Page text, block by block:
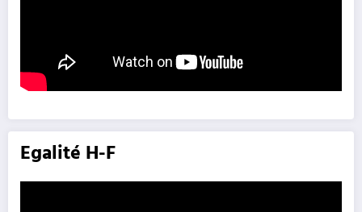
Egalité H-F